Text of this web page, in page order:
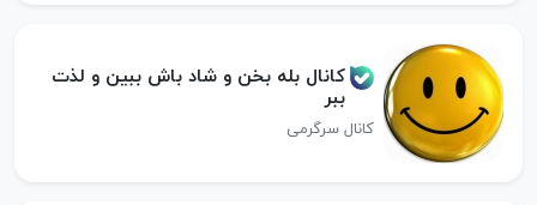
کانال بله بخن و شاد باش ببین و لذت
ببر
کانال سرگرمی